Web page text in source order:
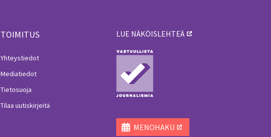
TOIMITUS
Yhteystiedot
Mediatiedot
Tietosuoja
Tilaa uutiskirjeitä
LUE NÄKÖISLEHTEÄ
MENOHAKU